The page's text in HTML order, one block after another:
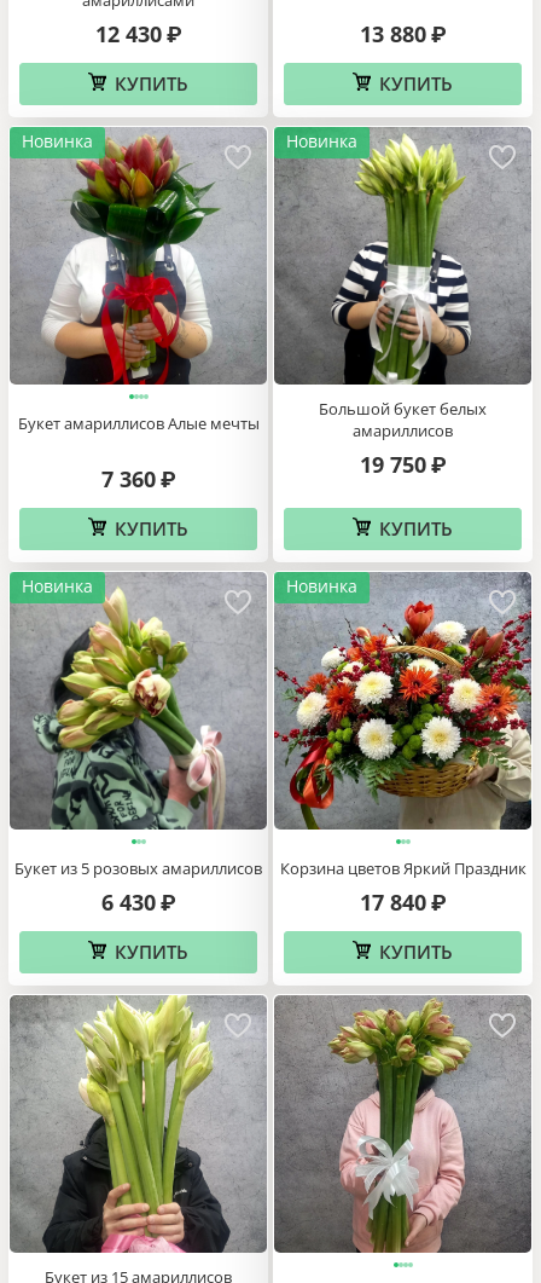
12 430 ₽
КУПИТЬ
13 880 ₽
КУПИТЬ
Новинка
Букет амариллисов Алые мечты
7 360 ₽
КУПИТЬ
Новинка
Большой букет белых
амариллисов
19 750 ₽
КУПИТЬ
Новинка
Букет из 5 розовых амариллисов
6 430 ₽
КУПИТЬ
Новинка
Корзина цветов Яркий Праздник
17 840 ₽
КУПИТЬ
Букет из 15 амариллисов